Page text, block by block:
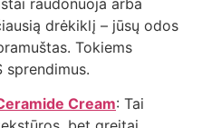
drėkiklį – jūsų odos
Tokiems
sprendimus.
Cream: Tai